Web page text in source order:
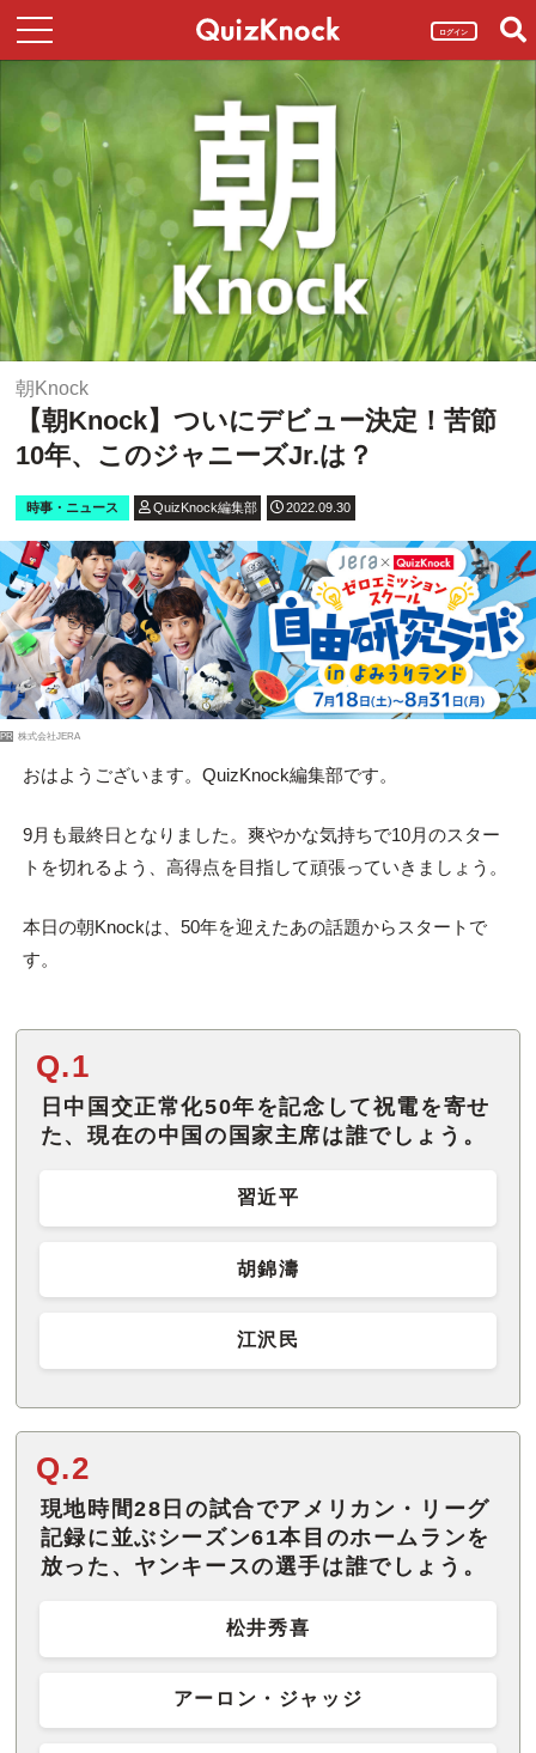
ログイン
朝Knock
【朝Knock】ついにデビュー決定！苦節
10年、このジャニーズJr.は？
時事・ニュース QuizKnock編集部 2022.09.30
PR 株式会社JERA
おはようございます。QuizKnock編集部です。
9月も最終日となりました。爽やかな気持ちで10月のスター
トを切れるよう、高得点を目指して頑張っていきましょう。
本日の朝Knockは、50年を迎えたあの話題からスタートで
す。
Q.1
日中国交正常化50年を記念して祝電を寄せ
た、現在の中国の国家主席は誰でしょう。
習近平
胡錦濤
江沢民
Q.2
現地時間28日の試合でアメリカン・リーグ
記録に並ぶシーズン61本目のホームランを
放った、ヤンキースの選手は誰でしょう。
松井秀喜
アーロン・ジャッジ